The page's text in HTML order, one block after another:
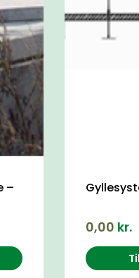
–
0,00 kr.